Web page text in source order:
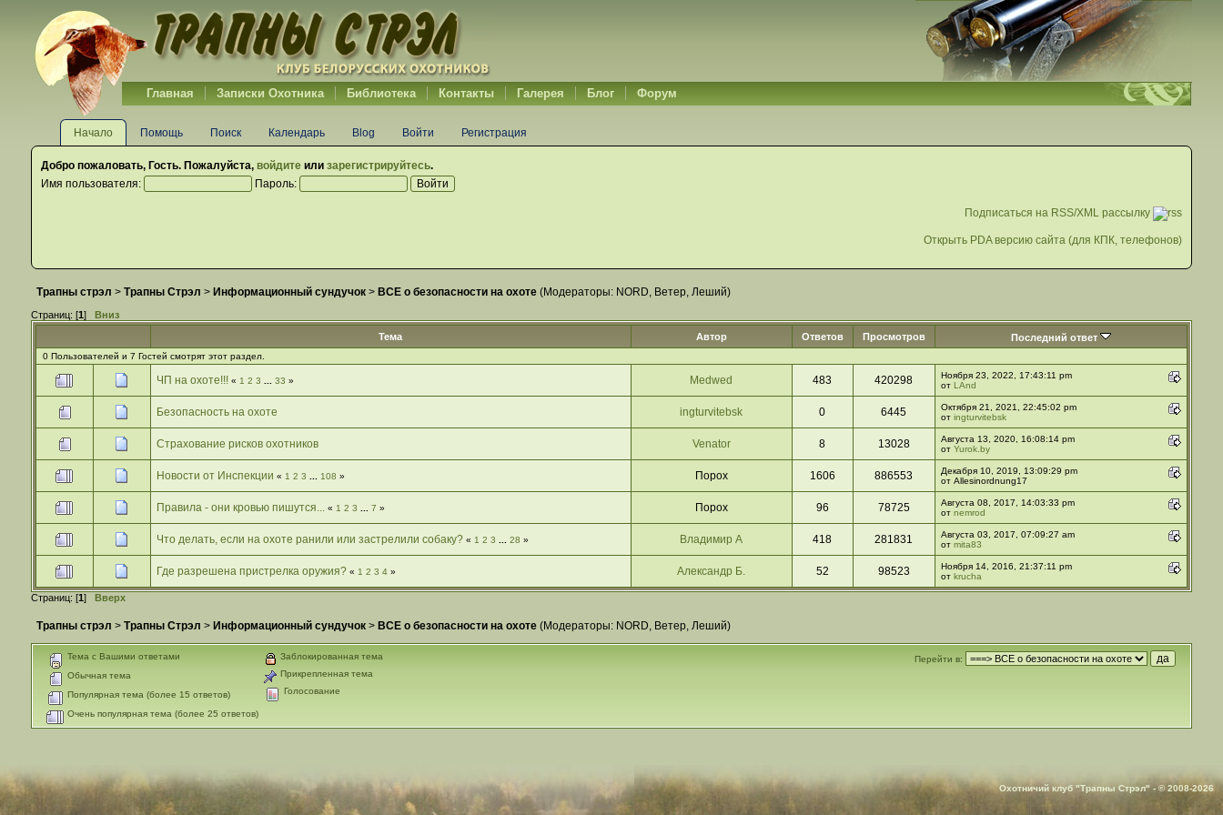
Главная Записки Охотника Библиотека Контакты Галерея Блог Форум
Начало Помощь Поиск Календарь Blog Войти Регистрация
Добро пожаловать, Гость. Пожалуйста, войдитеили зарегистрируйтесь.
Имя пользователя:
Пароль:
Подписаться на RSS/XML рассылку
Открыть PDA версию сайта (для КПК, телефонов)
Трапны стрэл > Трапны Стрэл > Информационный сундучок> ВСЕ о безопасности на охоте(Модераторы: NORD, Ветер, Леший)
Страниц: [1] Вниз
Тема
Автор Ответов Просмотров Последний ответ
0 Пользователей и 7 Гостей смотрят этот раздел.
ЧП на охоте!!! « 1 2 3 33 » Medwed 483 420298
Ноября 23, 2022, 17:43:11 pm
от LAnd
Безопасность на охоте ingturvitebsk 0 6445
Октября 21, 2021, 22:45:02 pm
от ingturvitebsk
Страхование рисков охотников Venator 8 13028
Августа 13, 2020, 16:08:14 pm
от Yurok.by
Новости от Инспекции « 1 2 3 108 » Порох 1606 886553
Декабря 10, 2019, 13:09:29 pm
от Allesinordnung17
Правила - они кровью пишутся... « 1 2 3 7 » Порох 96 78725
Августа 08, 2017, 14:03:33 pm
от nemrod
Что делать, если на охоте ранили или застрелили собаку? « 1 2 3 28 » Владимир А 418 281831
Августа 03, 2017, 07:09:27 am
от mita83
Где разрешена пристрелка оружия? « 1 2 3 4» Александр Б. 52 98523
Ноября 14, 2016, 21:37:11 pm
от krucha
Страниц: [1] Вверх
Трапны стрэл > Трапны Стрэл > Информационный сундучок> ВСЕ о безопасности на охоте(Модераторы: NORD, Ветер, Леший)
Перейти в:
Тема с Вашими ответами
Обычная тема
Популярная тема (более 15 ответов)
Очень популярная тема (более 25 ответов)
Заблокированная тема
Прикрепленная тема
Голосование
Охотничий клуб "Трапны Стрэл" - © 2008-2026